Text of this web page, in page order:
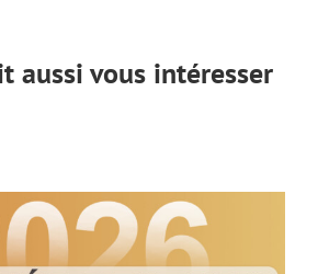
aussi vous intéresser